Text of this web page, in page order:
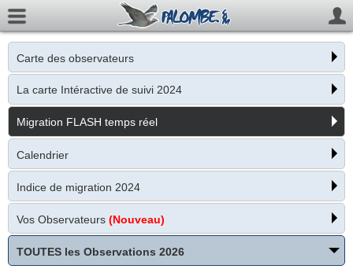
Carte des observateurs
La carte Intéractive de suivi 2024
Migration FLASH temps réel
Calendrier
Indice de migration 2024
Vos Observateurs (Nouveau)
TOUTES les Observations 2026